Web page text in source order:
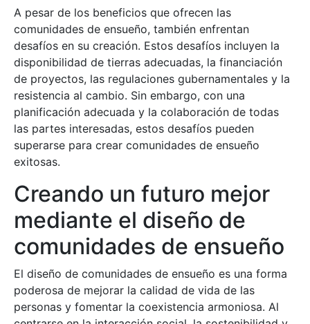
A pesar de los beneficios que ofrecen las
comunidades de ensueño, también enfrentan
desafíos en su creación. Estos desafíos incluyen la
disponibilidad de tierras adecuadas, la financiación
de proyectos, las regulaciones gubernamentales y la
resistencia al cambio. Sin embargo, con una
planificación adecuada y la colaboración de todas
las partes interesadas, estos desafíos pueden
superarse para crear comunidades de ensueño
exitosas.
Creando un futuro mejor
mediante el diseño de
comunidades de ensueño
El diseño de comunidades de ensueño es una forma
poderosa de mejorar la calidad de vida de las
personas y fomentar la coexistencia armoniosa. Al